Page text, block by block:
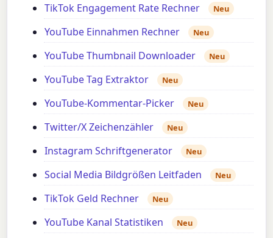
TikTok Engagement Rate Rechner Neu
YouTube Einnahmen Rechner Neu
YouTube Thumbnail Downloader Neu
YouTube Tag Extraktor Neu
YouTube-Kommentar-Picker Neu
Twitter/X Zeichenzähler Neu
Instagram Schriftgenerator Neu
Social Media Bildgrößen Leitfaden Neu
TikTok Geld Rechner Neu
YouTube Kanal Statistiken Neu